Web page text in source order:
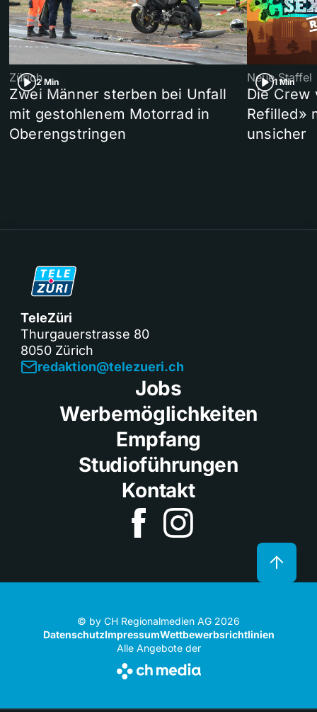
2 Min
Zürich
Zwei Männer sterben bei Unfall
mit gestohlenem Motorrad in
Oberengstringen
1 Min
Neue Staffel
Die Crew
Refilled»
unsicher
TeleZüri
Thurgauerstrasse 80
8050 Zürich
redaktion@telezueri.ch
Jobs
Werbemöglichkeiten
Empfang
Studioführungen
Kontakt
© by CH Regionalmedien AG 2026
DatenschutzImpressumWettbewerbsrichtlinien
Alle Angebote der